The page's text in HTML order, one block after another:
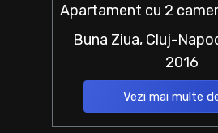
Apartament cu 2
Buna Ziua, Cluj-
2016
Vezi mai multe